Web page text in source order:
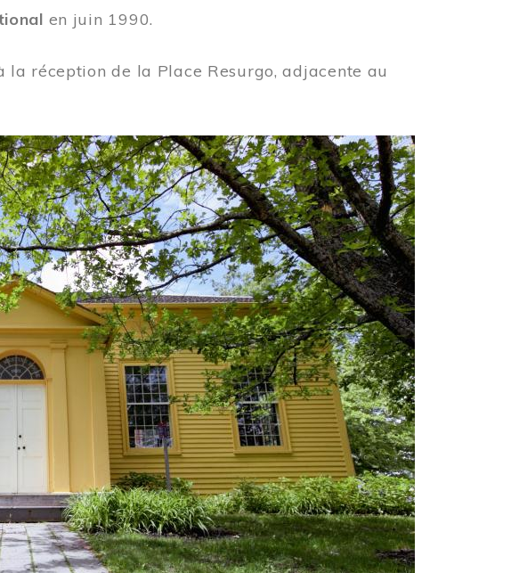
en juin 1990.
réception de la Place Resurgo, adjacente au